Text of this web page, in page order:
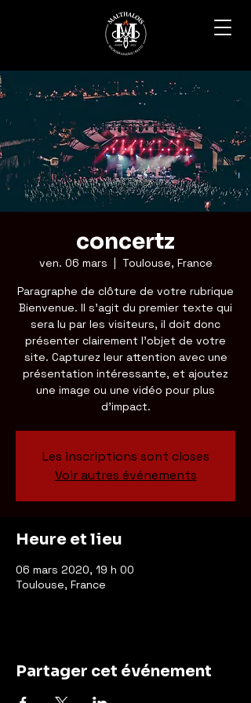
concertz
ven. 06 mars
  |
Toulouse, France
Paragraphe de clôture de votre rubrique
Bienvenue. Il s'agit du premier texte qui
sera lu par les visiteurs, il doit donc
présenter clairement l'objet de votre
site. Capturez leur attention avec une
présentation intéressante, et ajoutez
une image ou une vidéo pour plus
d'impact.
Les inscriptions sont closes
Voir autres événements
Heure et lieu
06 mars 2020, 19 h 00
Toulouse, France
Partager cet événement